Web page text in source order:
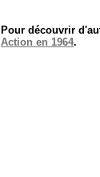
Pour découvrir
Action en 1964.